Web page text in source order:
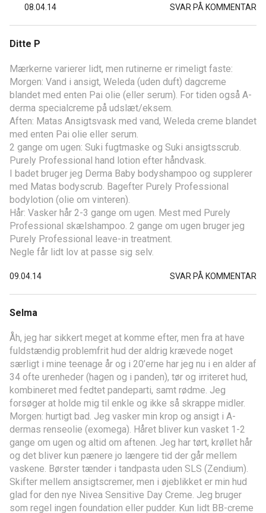
08.04.14 SVAR PÅ KOMMENTAR
Ditte P
Mærkerne varierer lidt, men rutinerne er rimeligt faste:
Morgen: Vand i ansigt, Weleda (uden duft) dagcreme
blandet med enten Pai olie (eller serum). For tiden også A-
derma specialcreme på udslæt/eksem.
Aften: Matas Ansigtsvask med vand, Weleda creme blandet
med enten Pai olie eller serum.
2 gange om ugen: Suki fugtmaske og Suki ansigtsscrub.
Purely Professional hand lotion efter håndvask.
I badet bruger jeg Derma Baby bodyshampoo og supplerer
med Matas bodyscrub. Bagefter Purely Professional
bodylotion (olie om vinteren).
Hår: Vasker hår 2-3 gange om ugen. Mest med Purely
Professional skælshampoo. 2 gange om ugen bruger jeg
Purely Professional leave-in treatment.
Negle får lidt lov at passe sig selv.
09.04.14 SVAR PÅ KOMMENTAR
Selma
Åh, jeg har sikkert meget at komme efter, men fra at have
fuldstændig problemfrit hud der aldrig krævede noget
særligt i mine teenage år og i 20’erne har jeg nu i en alder af
34 ofte urenheder (hagen og i panden), tør og irriteret hud,
kombineret med fedtet pandeparti, samt rødme. Jeg
forsøger at holde mig til enkle og ikke så skrappe midler.
Morgen: hurtigt bad. Jeg vasker min krop og ansigt i A-
dermas renseolie (exomega). Håret bliver kun vasket 1-2
gange om ugen og altid om aftenen. Jeg har tørt, krøllet hår
og det bliver kun pænere jo længere tid der går mellem
vaskene. Børster tænder i tandpasta uden SLS (Zendium).
Skifter mellem ansigtscremer, men i øjeblikket er min hud
glad for den nye Nivea Sensitive Day Creme. Jeg bruger
som regel ingen foundation eller pudder. Kun lidt BB-creme